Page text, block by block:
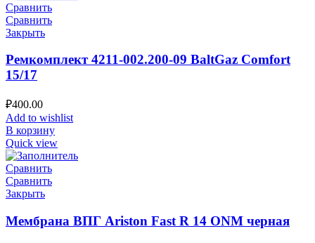
Сравнить
Сравнить
Закрыть
Ремкомплект 4211-002.200-09 BaltGaz Comfort
15/17
₽400.00
Add to wishlist
В корзину
Quick view
Сравнить
Сравнить
Закрыть
Мембрана ВПГ Ariston Fast R 14 ONM черная